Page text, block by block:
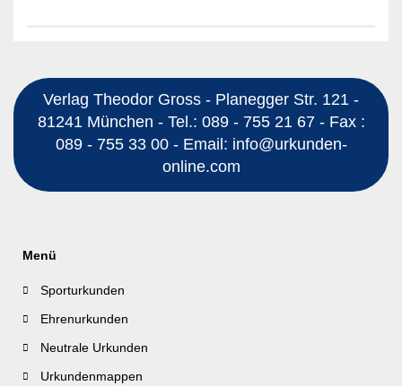
Verlag Theodor Gross - Planegger Str. 121 -
81241 München - Tel.: 089 - 755 21 67 - Fax :
089 - 755 33 00 - Email: info@urkunden-
online.com
Menü
Sporturkunden
Ehrenurkunden
Neutrale Urkunden
Urkundenmappen